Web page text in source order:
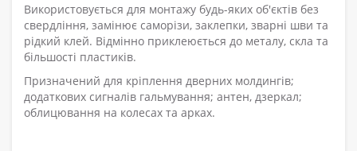
Використовується для монтажу будь-яких об'єктів без
свердління, замінює саморізи, заклепки, зварні шви та
рідкий клей. Відмінно приклеюється до металу, скла та
більшості пластиків.
Призначений для кріплення дверних молдингів;
додаткових сигналів гальмування; антен, дзеркал;
облицювання на колесах та арках.